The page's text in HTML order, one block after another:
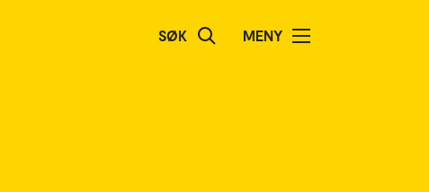
SØK MENY